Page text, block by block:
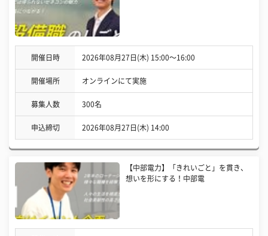
開催日時 2026年08月27日(木) 15:00〜16:00
開催場所 オンラインにて実施
募集人数 300名
申込締切 2026年08月27日(木) 14:00
【中部電力】「きれいごと」を貫き、
想いを形にする！中部電